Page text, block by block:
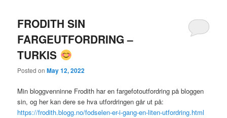
FRODITH SIN
FARGEUTFORDRING –
TURKIS
Posted onMay 12, 2022
Min bloggvenninne Frodith har en fargefotoutfordring på bloggen
sin, og her kan dere se hva utfordringen går ut på:
https://frodith.blogg.no/fodselen-er-i-gang-en-liten-utfordring.html